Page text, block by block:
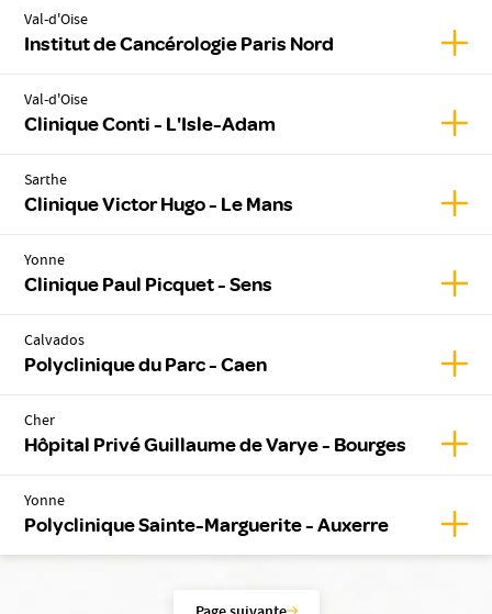
Val-d'Oise
Institut de Cancérologie Paris Nord
Val-d'Oise
Clinique Conti - L'Isle-Adam
Sarthe
Clinique Victor Hugo - Le Mans
Yonne
Clinique Paul Picquet - Sens
Calvados
Polyclinique du Parc - Caen
Cher
Hôpital Privé Guillaume de Varye - Bourges
Yonne
Polyclinique Sainte-Marguerite - Auxerre